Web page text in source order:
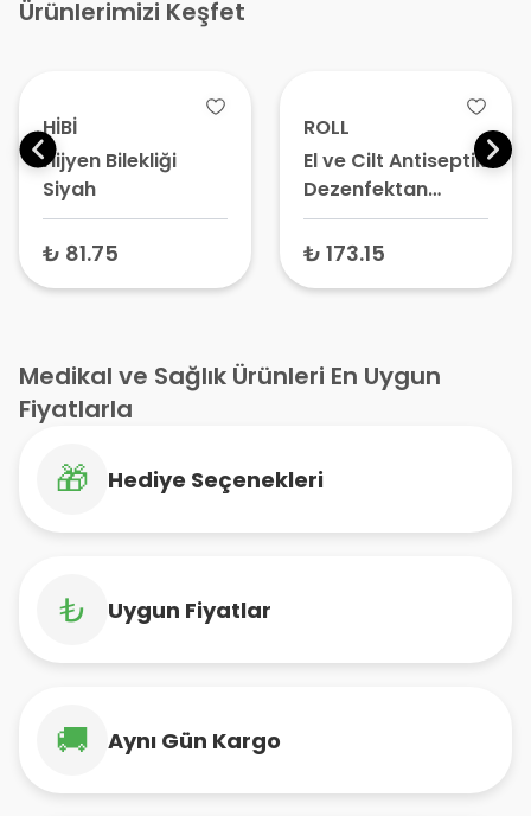
Ürünlerimizi Keşfet
HİBİ
Hijyen Bilekliği
Siyah
₺ 81.75
ROLL
El ve Cilt Antiseptik
Dezenfektan
Sprey 100 ml
₺ 173.15
Medikal ve Sağlık Ürünleri En Uygun
Fiyatlarla
🎁 Hediye Seçenekleri
₺ Uygun Fiyatlar
🚚 Aynı Gün Kargo